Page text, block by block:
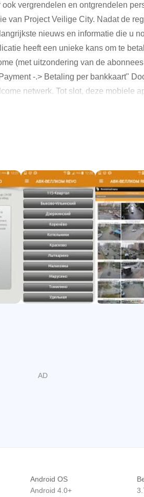
vergrendelen en ontgrendelen
van Project Veilige City. Nadat de
nieuws en informatie die u
heeft een unieke kans om te
(met uitzondering van de
-.> Betaling per bankkaart"
netwerk. Tot slot, deze mobiele
Android OS
Android 4.0+